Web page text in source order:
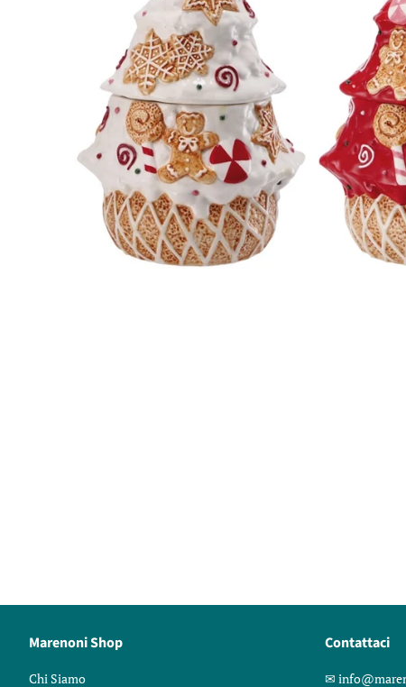
Marenoni Shop
Chi Siamo
Contattaci
✉︎